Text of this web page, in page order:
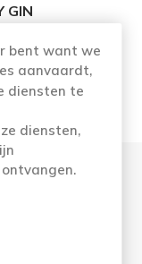
GIN
bent want we
aanvaardt,
diensten te
diensten,